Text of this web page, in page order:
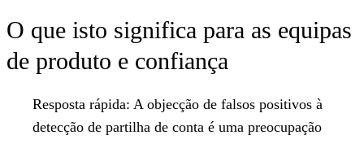
O que isto significa para as equipas
de produto e confiança
Resposta rápida: A objecção de falsos positivos à
detecção de partilha de conta é uma preocupação